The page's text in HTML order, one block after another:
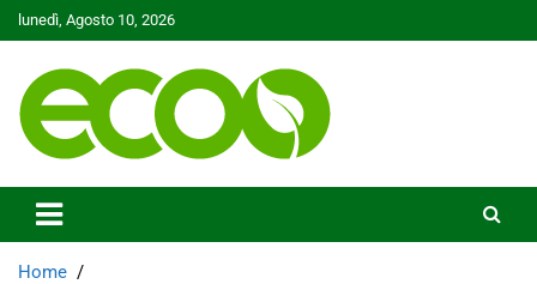
Skip
to
lunedì, Agosto 10, 2026
Ecoo.it
Home